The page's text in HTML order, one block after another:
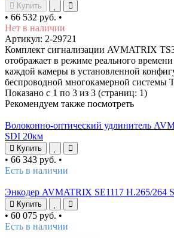
Купить
• 66 532 руб. •
Нет в наличии
Артикул: 2-29721
Комплект сигнализации AVMATRIX
отображает в режиме реального времени
каждой камеры в установленной
беспроводной многокамерной системы
Показано с 1 по 3 из 3 (страниц: 1)
Рекомендуем также посмотреть
Волоконно-оптический удлинитель
SDI 20км
Купить
• 66 343 руб. •
Есть в наличии
Энкодер AVMATRIX SE1117 H.265/264
Купить
• 60 075 руб. •
Есть в наличии